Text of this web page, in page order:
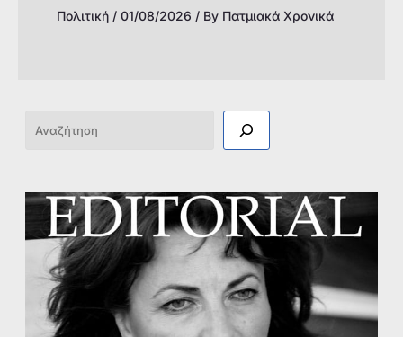
Πολιτική/ 01/08/2026 / By Πατμιακά Χρονικά
Αναζήτηση